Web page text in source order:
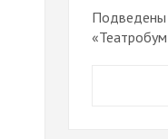
Подведены
«Театробум